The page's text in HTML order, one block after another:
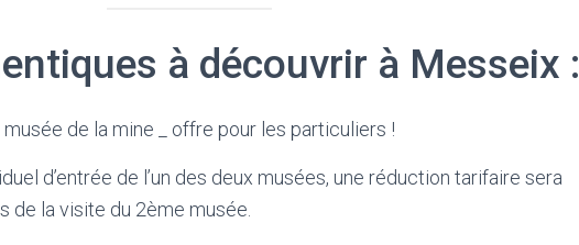
à découvrir à Messeix :
musée de la mine _ offre pour les particuliers !
d’entrée de l’un des deux musées, une réduction tarifaire sera
de la visite du 2ème musée.